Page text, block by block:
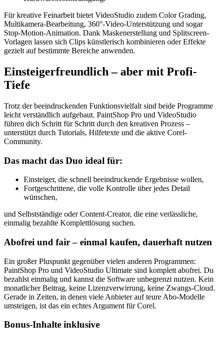
Für kreative Feinarbeit bietet VideoStudio zudem Color Grading,
Multikamera-Bearbeitung, 360°-Video-Unterstützung und sogar
Stop-Motion-Animation. Dank Maskenerstellung und Splitscreen-
Vorlagen lassen sich Clips künstlerisch kombinieren oder Effekte
gezielt auf bestimmte Bereiche anwenden.
Einsteigerfreundlich – aber mit Profi-
Tiefe
Trotz der beeindruckenden Funktionsvielfalt sind beide Programme
leicht verständlich aufgebaut. PaintShop Pro und VideoStudio
führen dich Schritt für Schritt durch den kreativen Prozess –
unterstützt durch Tutorials, Hilfetexte und die aktive Corel-
Community.
Das macht das Duo ideal für:
Einsteiger, die schnell beeindruckende Ergebnisse wollen,
Fortgeschrittene, die volle Kontrolle über jedes Detail
wünschen,
und Selbstständige oder Content-Creator, die eine verlässliche,
einmalig bezahlte Komplettlösung suchen.
Abofrei und fair – einmal kaufen, dauerhaft nutzen
Ein großer Pluspunkt gegenüber vielen anderen Programmen:
PaintShop Pro und VideoStudio Ultimate sind komplett abofrei. Du
bezahlst einmalig und kannst die Software unbegrenzt nutzen. Kein
monatlicher Beitrag, keine Lizenzverwirrung, keine Zwangs-Cloud.
Gerade in Zeiten, in denen viele Anbieter auf teure Abo-Modelle
umsteigen, ist das ein echtes Argument für Corel.
Bonus-Inhalte inklusive